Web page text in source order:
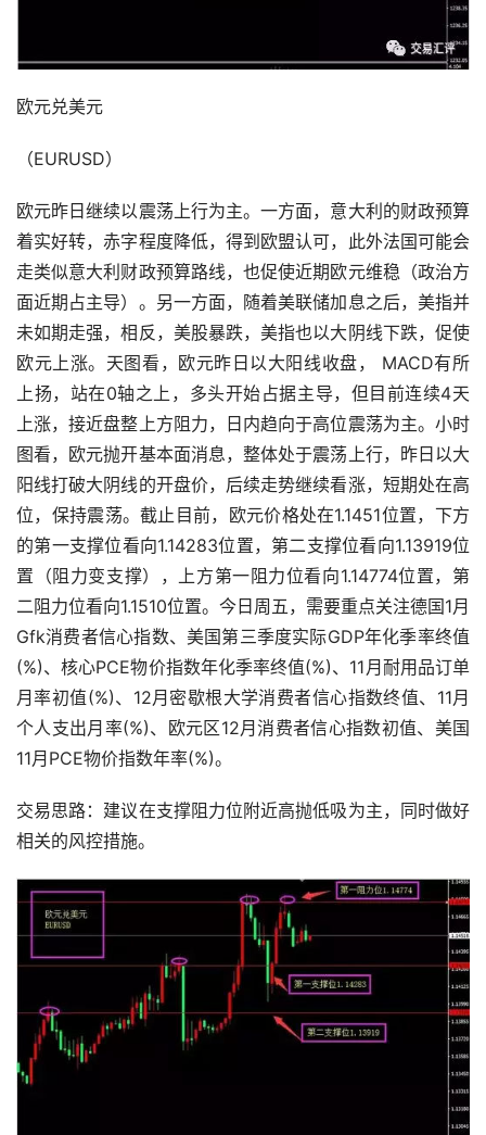
欧元兑美元
（EURUSD）
欧元昨日继续以震荡上行为主。一方面，意大利的财政预算
着实好转，赤字程度降低，得到欧盟认可，此外法国可能会
走类似意大利财政预算路线，也促使近期欧元维稳（政治方
面近期占主导）。另一方面，随着美联储加息之后，美指并
未如期走强，相反，美股暴跌，美指也以大阴线下跌，促使
欧元上涨。天图看，欧元昨日以大阳线收盘， MACD有所
上扬，站在0轴之上，多头开始占据主导，但目前连续4天
上涨，接近盘整上方阻力，日内趋向于高位震荡为主。小时
图看，欧元抛开基本面消息，整体处于震荡上行，昨日以大
阳线打破大阴线的开盘价，后续走势继续看涨，短期处在高
位，保持震荡。截止目前，欧元价格处在1.1451位置，下方
的第一支撑位看向1.14283位置，第二支撑位看向1.13919位
置（阻力变支撑），上方第一阻力位看向1.14774位置，第
二阻力位看向1.1510位置。今日周五，需要重点关注德国1月
Gfk消费者信心指数、美国第三季度实际GDP年化季率终值
(%)、核心PCE物价指数年化季率终值(%)、11月耐用品订单
月率初值(%)、12月密歇根大学消费者信心指数终值、11月
个人支出月率(%)、欧元区12月消费者信心指数初值、美国
11月PCE物价指数年率(%)。
交易思路：建议在支撑阻力位附近高抛低吸为主，同时做好
相关的风控措施。